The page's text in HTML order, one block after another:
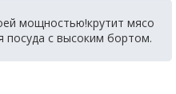
мощностью!крутит мясо
посуда с высоким бортом.